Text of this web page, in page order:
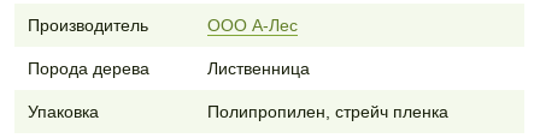
Производитель ООО А-Лес
Порода дерева Лиственница
Упаковка Полипропилен, стрейч пленка